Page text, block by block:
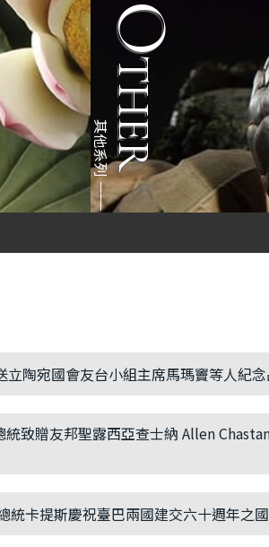
O
T
H
E
R
其他系列
陶宛國會友台小組主席馬瑪竇等人紀念
致贈友邦聖露西亞查士納 Allen
卡提斯慶祝臺巴兩國建交六十週年之國